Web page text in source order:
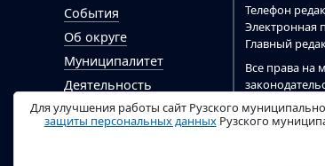
События
Об округе
Муниципалитет
Деятельность
Гражданам
Документы
Телефон
Электронная
Главный
Все права на
При
цитировании
Для улучшения работы сайт Рузского
защиты персональных данныхРузского